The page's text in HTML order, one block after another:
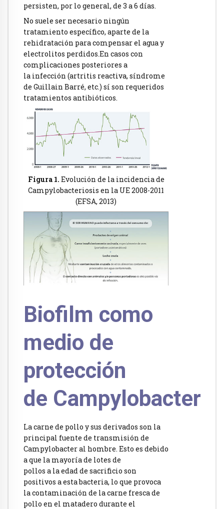
persisten, por lo general, de 3 a 6 días.
No suele ser necesario ningún
tratamiento específico, aparte de la
rehidratación para compensar el agua y
electrolitos perdidos.En casos con
complicaciones posteriores a
la infección (artritis reactiva, síndrome
de Guillain Barré, etc.) sí son requeridos
tratamientos antibióticos.
Figura 1. Evolución de la incidencia de
Campylobacteriosis en la UE 2008-2011
(EFSA, 2013)
Biofilm como
medio de
protección
de Campylobacter
La carne de pollo y sus derivados son la
principal fuente de transmisión de
Campylobacter al hombre. Esto es debido
a que la mayoría de lotes de
pollos a la edad de sacrificio son
positivos a esta bacteria, lo que provoca
la contaminación de la carne fresca de
pollo en el matadero durante el